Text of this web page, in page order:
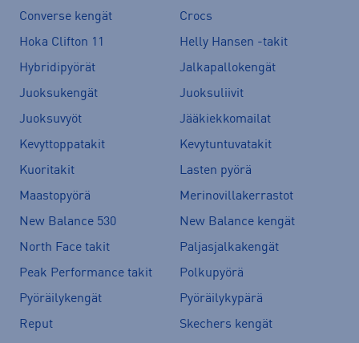
Converse kengät
Crocs
Hoka Clifton 11
Helly Hansen -takit
Hybridipyörät
Jalkapallokengät
Juoksukengät
Juoksuliivit
Juoksuvyöt
Jääkiekkomailat
Kevyttoppatakit
Kevytuntuvatakit
Kuoritakit
Lasten pyörä
Maastopyörä
Merinovillakerrastot
New Balance 530
New Balance kengät
North Face takit
Paljasjalkakengät
Peak Performance takit
Polkupyörä
Pyöräilykengät
Pyöräilykypärä
Reput
Skechers kengät